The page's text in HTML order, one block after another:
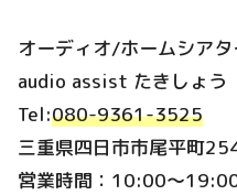
オーディオ/ホームシア
audio assist たきしょう
Tel:080-9361-3525
三重県四日市市尾平町
営業時間：10:00～19:00